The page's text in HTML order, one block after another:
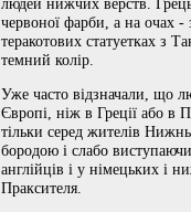
червоної фарби, а на очах -
теракотових статуетках з
темний колір.
Уже часто відзначали, що
Європі, ніж в Греції або в
тільки серед жителів
бородою і слабо
англійців і у німецьких і
Праксителя.